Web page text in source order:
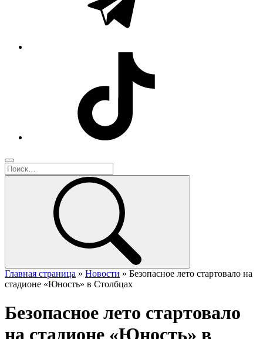
Главная страница » Новости » Безопасное лето стартовало на
стадионе «Юность» в Столбцах
Безопасное лето стартовало
на стадионе «Юность» в